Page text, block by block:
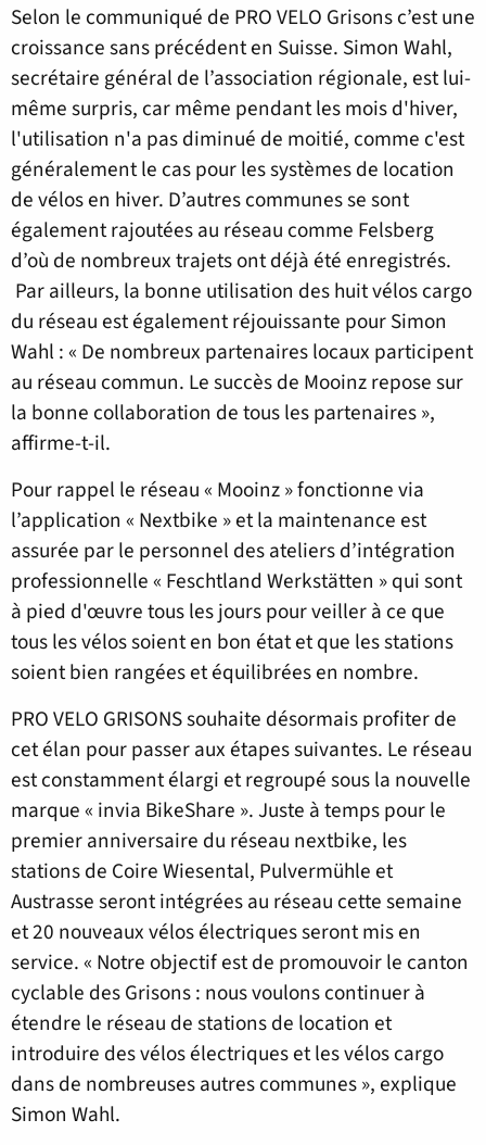
Selon le communiqué de PRO VELO Grisons c’est une
croissance sans précédent en Suisse. Simon Wahl,
secrétaire général de l’association régionale, est lui-
même surpris, car même pendant les mois d'hiver,
l'utilisation n'a pas diminué de moitié, comme c'est
généralement le cas pour les systèmes de location
de vélos en hiver. D’autres communes se sont
également rajoutées au réseau comme Felsberg
d’où de nombreux trajets ont déjà été enregistrés.
Par ailleurs, la bonne utilisation des huit vélos cargo
du réseau est également réjouissante pour Simon
Wahl : « De nombreux partenaires locaux participent
au réseau commun. Le succès de Mooinz repose sur
la bonne collaboration de tous les partenaires »,
affirme-t-il.
Pour rappel le réseau « Mooinz » fonctionne via
l’application « Nextbike » et la maintenance est
assurée par le personnel des ateliers d’intégration
professionnelle « Feschtland Werkstätten » qui sont
à pied d'œuvre tous les jours pour veiller à ce que
tous les vélos soient en bon état et que les stations
soient bien rangées et équilibrées en nombre.
PRO VELO GRISONS souhaite désormais profiter de
cet élan pour passer aux étapes suivantes. Le réseau
est constamment élargi et regroupé sous la nouvelle
marque « invia BikeShare ». Juste à temps pour le
premier anniversaire du réseau nextbike, les
stations de Coire Wiesental, Pulvermühle et
Austrasse seront intégrées au réseau cette semaine
et 20 nouveaux vélos électriques seront mis en
service. « Notre objectif est de promouvoir le canton
cyclable des Grisons : nous voulons continuer à
étendre le réseau de stations de location et
introduire des vélos électriques et les vélos cargo
dans de nombreuses autres communes », explique
Simon Wahl.